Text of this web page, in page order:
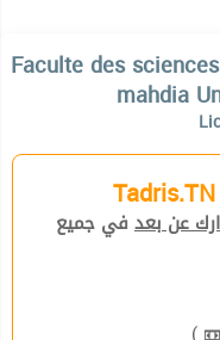
Faculte des
mahdia
عن بعد في جميع